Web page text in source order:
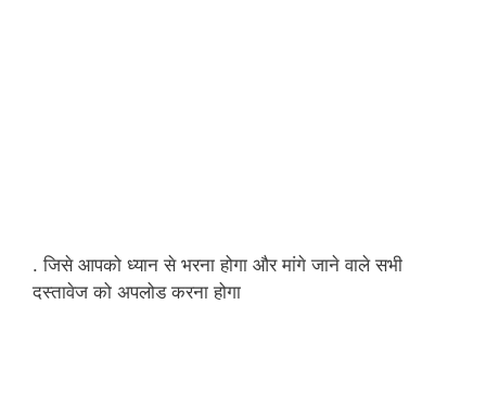
. जिसे आपको ध्यान से भरना होगा और मांगे जाने वाले सभी
दस्तावेज को अपलोड करना होगा